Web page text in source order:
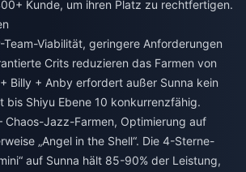
Kunde, um ihren Platz zu rechtfertigen.
Team-Viabilität, geringere Anforderungen
Crits reduzieren das Farmen von
Billy + Anby erfordert außer Sunna kein
bis Shiyu Ebene 10 konkurrenzfähig.
Chaos-Jazz-Farmen, Optimierung auf
„Angel in the Shell“. Die 4-Sterne-
auf Sunna hält 85-90% der Leistung,